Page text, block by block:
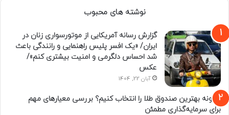
نوشته های محبوب
گزارش رسانه آمریکایی از موتورسواری زنان در
ایران/ «یک افسر پلیس راهنمایی و رانندگی باعث
شد احساس دلگرمی و امنیت بیشتری کنم»/
عکس
آبان 22, 1404
چگونه بهترین صندوق طلا را انتخاب کنیم؟ بررسی معیارهای مهم
برای سرمایه‌گذاری مطمئن